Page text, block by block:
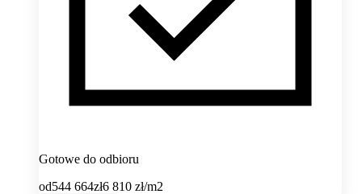
Gotowe do odbioru
od544 664zł6 810 zł/m2